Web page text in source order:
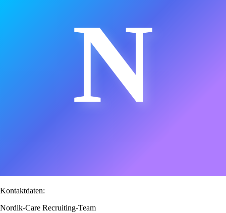
N
Kontaktdaten:
Nordik-Care Recruiting-Team